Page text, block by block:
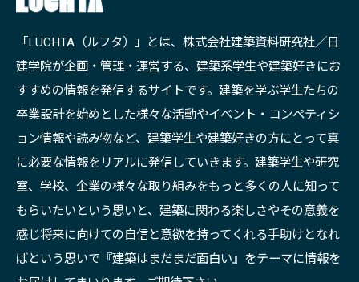
「LUCHTA（ルフタ）」とは、株式会社建築資料研究社／日
建学院が企画・管理・運営する、建築系学生や建築好きにお
すすめの情報を発信するサイトです。建築を学ぶ学生たちの
卒業設計を始めとした様々な活動やイベント・コンペティシ
ョン情報や読み物など、建築学生や建築好きの方にとって真
に必要な情報をリアルに発信していきます。建築学生や研究
室、学校、企業の様々な取り組みをもっと多くの人に知って
もらいたいという思いと、建築に関わる楽しさやその意義を
感じ将来に向けての自信と意欲を持ってくれる手助けとなれ
ばという思いで『建築はまだまだ面白い』をテーマに情報を